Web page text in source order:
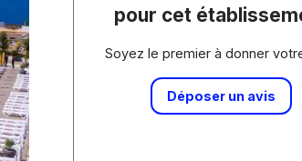
pour cet
Soyez le premier à donner
Déposer un avis